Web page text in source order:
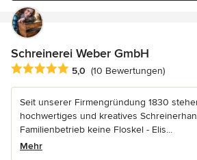
Schreinerei Weber GmbH
Durchschnittliche Bewertung: 5 von 5
5,0 (10 Bewertungen)
Seit unserer Firmengründung 1830
hochwertiges und kreatives
Familienbetrieb keine Floskel - Elis...
Mehr